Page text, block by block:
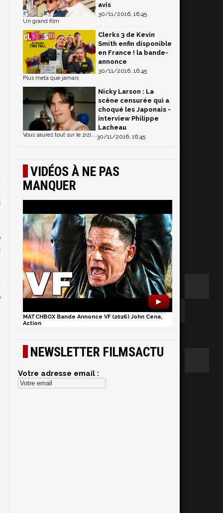
avis
30/11/2016, 16:45
Un grand film
Clerks 3 de Kevin
Smith enfin disponible
en France ! la bande-
annonce
30/11/2016, 16:45
Plus meta que jamais
Nicky Larson : La
scène censurée qui a
choqué les Japonais -
interview Philippe
Lacheau
30/11/2016, 16:45
Vous saurez tout sur le zizi...
VIDÉOS À NE PAS
MANQUER
►
MATCHBOX Bande Annonce VF (2026) John Cena,
Action
NEWSLETTER FILMSACTU
Votre adresse email :